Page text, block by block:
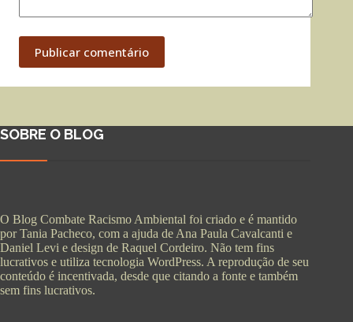
Publicar comentário
SOBRE O BLOG
O Blog Combate Racismo Ambiental foi criado e é mantido
por Tania Pacheco, com a ajuda de Ana Paula Cavalcanti e
Daniel Levi e design de Raquel Cordeiro. Não tem fins
lucrativos e utiliza tecnologia WordPress. A reprodução de seu
conteúdo é incentivada, desde que citando a fonte e também
sem fins lucrativos.